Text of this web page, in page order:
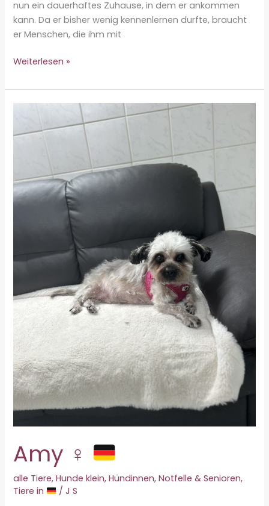
nun ein dauerhaftes Zuhause, in dem er ankommen
kann. Da er bisher wenig kennenlernen durfte, braucht
er Menschen, die ihm mit
Arko
-
reserviert-
Weiterlesen »
Amy ♀
alle Tiere,Hunde klein,Hündinnen,Notfelle & Senioren,
Tiere in
/J S